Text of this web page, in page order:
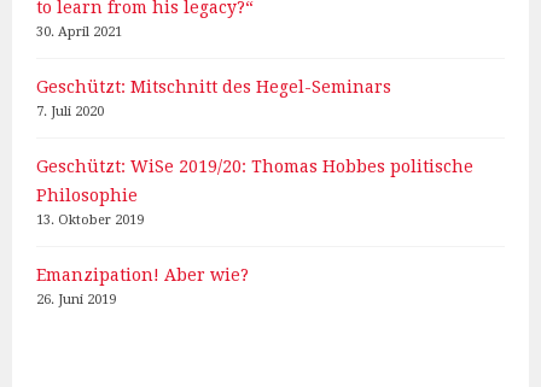
to learn from his legacy?“
30. April 2021
Geschützt: Mitschnitt des Hegel-Seminars
7. Juli 2020
Geschützt: WiSe 2019/20: Thomas Hobbes politische
Philosophie
13. Oktober 2019
Emanzipation! Aber wie?
26. Juni 2019